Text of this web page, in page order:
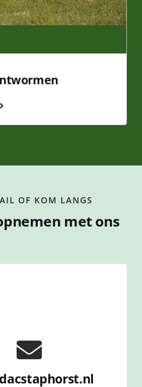
OF KOM LANGS
met ons